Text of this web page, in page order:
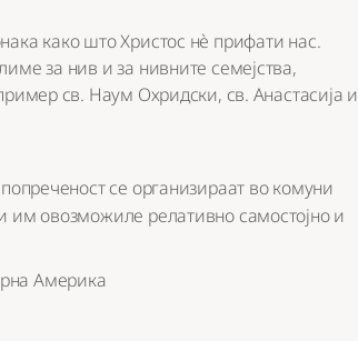
како што Христос нè прифати нас.
за нив и за нивните семејства,
св. Наум Охридски, св. Анастасија и
се организираат во комуни
им овозможиле релативно самостојно и
Америка